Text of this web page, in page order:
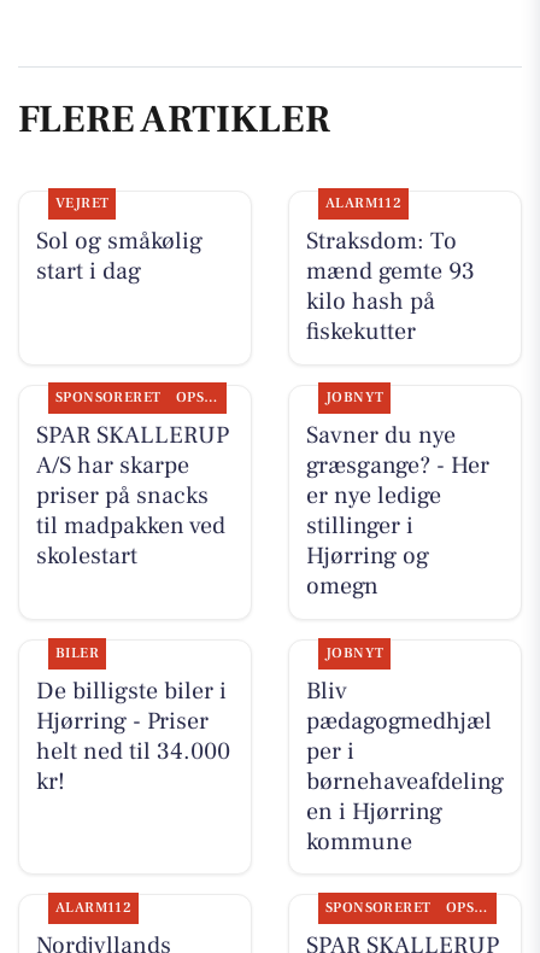
FLERE ARTIKLER
VEJRET
Sol og småkølig
start i dag
ALARM112
Straksdom: To
mænd gemte 93
kilo hash på
fiskekutter
SPONSORERET OPSLAGSTAVLEN
SPAR SKALLERUP
A/S har skarpe
priser på snacks
til madpakken ved
skolestart
JOBNYT
Savner du nye
græsgange? - Her
er nye ledige
stillinger i
Hjørring og
omegn
BILER
De billigste biler i
Hjørring - Priser
helt ned til 34.000
kr!
JOBNYT
Bliv
pædagogmedhjæl
per i
børnehaveafdeling
en i Hjørring
kommune
ALARM112
Nordjyllands
SPONSORERET OPSLAGSTAVLEN
SPAR SKALLERUP